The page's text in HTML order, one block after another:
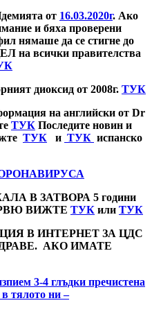
от 16.03.2020г. Ако
и бяха проверени
нямаше да се стигне до
на всички правителства
диоксид от 2008г. ТУК
на английски от Dr
ТУК Последите новин и
ТУК и ТУК испанско
В ЗАТВОРА 5 години
ВИЖТЕ ТУК или ТУК
В ИНТЕРНЕТ ЗА ЦДС
АКО ИМАТЕ
3-4 глъдки пречистена
тялото ни –